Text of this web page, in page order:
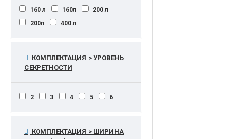
160 л
160л
200 л
200л
400 л
КОМПЛЕКТАЦИЯ > УРОВЕНЬ
СЕКРЕТНОСТИ
2 3 4 5 6
КОМПЛЕКТАЦИЯ > ШИРИНА